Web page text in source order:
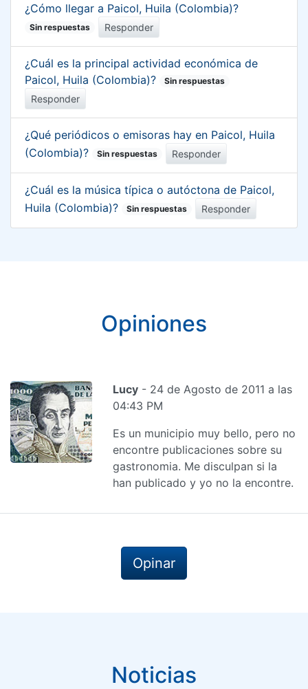
¿Cómo llegar a Paicol, Huila (Colombia)?
Sin respuestas Responder
¿Cuál es la principal actividad económica de
Paicol, Huila (Colombia)?
Sin respuestas
Responder
¿Qué periódicos o emisoras hay en Paicol, Huila
(Colombia)?
Sin respuestas Responder
¿Cuál es la música típica o autóctona de Paicol,
Huila (Colombia)?
Sin respuestas Responder
Opiniones
Lucy - 24 de Agosto de 2011 a las
04:43 PM
Es un municipio muy bello, pero no
encontre publicaciones sobre su
gastronomia. Me disculpan si la
han publicado y yo no la encontre.
Opinar
Noticias